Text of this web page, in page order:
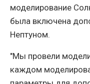
моделирование
была включена
Нептуном.
"Мы провели
каждом